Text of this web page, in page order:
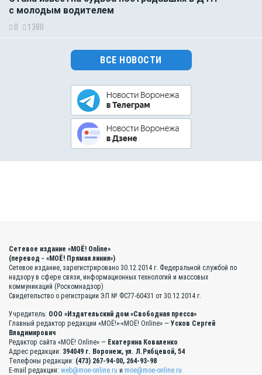
с молодым водителем
0 1380
ВСЕ НОВОСТИ
Сетевое издание «МОЁ! Online»
(перевод - «МОЁ! Прямая линия»)
Сетевое издание, зарегистрировано 30.12.2014 г. Федеральной службой по
надзору в сфере связи, информационных технологий и массовых
коммуникаций (Роскомнадзор)
Свидетельство о регистрации ЭЛ № ФС77-60431 от 30.12.2014 г.
Учредитель: ООО «Издательский дом «Свободная пресса»
Главный редактор редакции «МОЁ!»-«МОЁ! Online» — Усков Сергей
Владимирович
Редактор сайта «МОЁ! Online» — Екатерина Коваленко
Адрес редакции: 394049 г. Воронеж, ул. Л.Рябцевой, 54
Телефоны редакции: (473) 267-94-00, 264-93-98
E-mail редакции: web@moe-online.ru и moe@moe-online.ru